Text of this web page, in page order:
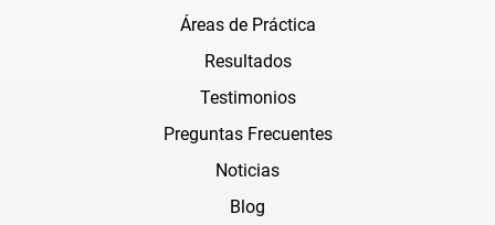
Áreas de Práctica
Resultados
Testimonios
Preguntas Frecuentes
Noticias
Blog